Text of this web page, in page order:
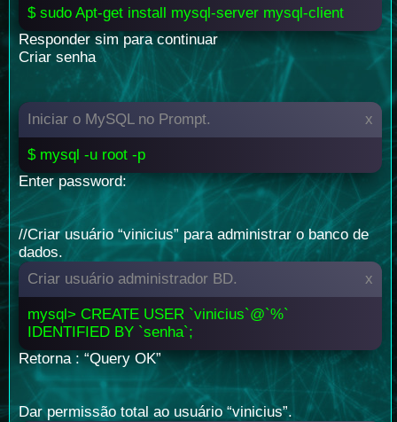
$ sudo Apt-get install mysql-server mysql-client
Responder sim para continuar
Criar senha
Iniciar o MySQL no Prompt. x
$ mysql -u root -p
Enter password:
//Criar usuário “vinicius” para administrar o banco de
dados.
Criar usuário administrador BD.
x
mysql> CREATE USER `vinicius`@`%`
IDENTIFIED BY `senha`;
Retorna : “Query OK”
Dar permissão total ao usuário “vinicius”.